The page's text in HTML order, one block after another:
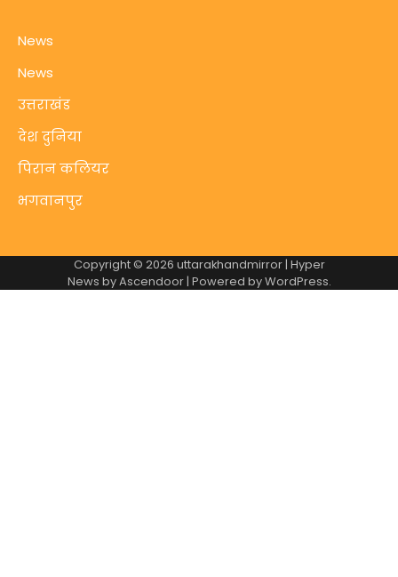
News
News
उत्तराखंड
देश दुनिया
पिरान कलियर
भगवानपुर
Copyright © 2026 uttarakhandmirror| Hyper
News byAscendoor| Powered byWordPress.